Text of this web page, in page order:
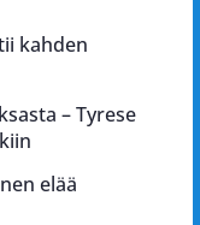
kahden
– Tyrese
elää